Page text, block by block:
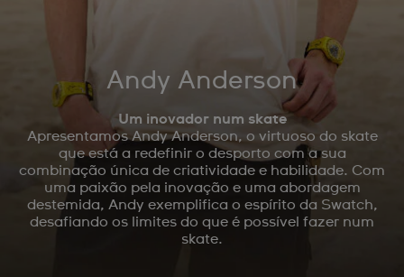
Andy Anderson
Um inovador num skate
Apresentamos Andy Anderson, o virtuoso do skate
que está a redefinir o desporto com a sua
combinação única de criatividade e habilidade. Com
uma paixão pela inovação e uma abordagem
destemida, Andy exemplifica o espírito da Swatch,
desafiando os limites do que é possível fazer num
skate.